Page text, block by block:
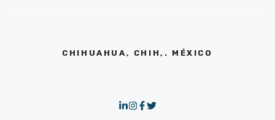
CHIHUAHUA, CHIH,. MÉXICO